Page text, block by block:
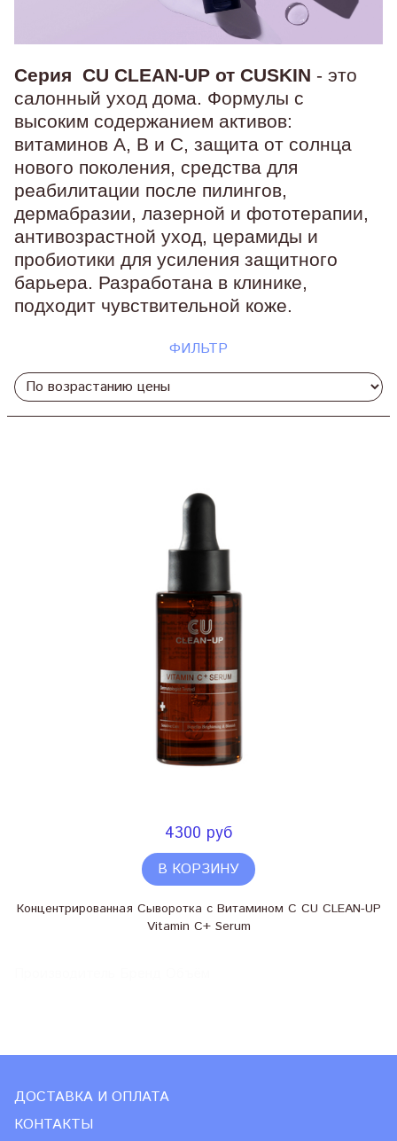
Серия CU CLEAN-UP от CUSKIN - это
салонный уход дома. Формулы с
высоким содержанием активов:
витаминов A, В и C, защита от солнца
нового поколения, средства для
реабилитации после пилингов,
дермабразии, лазерной и фототерапии,
антивозрастной уход, церамиды и
пробиотики для усиления защитного
барьера. Разработана в клинике,
подходит чувствительной коже.
ФИЛЬТР
4300 руб
В КОРЗИНУ
Концентрированная Сыворотка с Витамином С CU CLEAN-UP
Vitamin C+ Serum
ДОСТАВКА И ОПЛАТА
КОНТАКТЫ